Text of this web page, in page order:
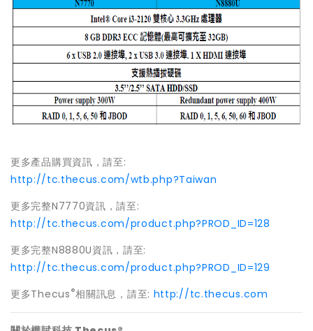
更多產品購買資訊，請至:
http://tc.thecus.com/wtb.php?Taiwan
更多完整N7770資訊，請至:
http://tc.thecus.com/product.php?PROD_ID=128
更多完整N8880U資訊，請至:
http://tc.thecus.com/product.php?PROD_ID=129
更多Thecus ®相關訊息，請至: http://tc.thecus.com